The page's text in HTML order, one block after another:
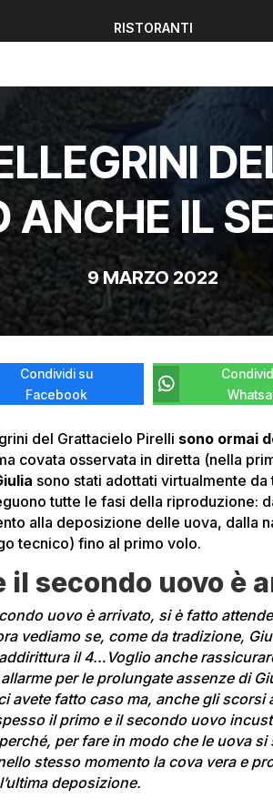
RISTORANTI
ANCHE IL
9 MARZO 2022
Condividi su
Facebook
del Grattacielo Pirelli sono ormai
covata osservata in diretta (nella
sono stati adottati virtualmente da
tutte le fasi della riproduzione:
alla deposizione delle uova, dalla
tecnico) fino al primo volo.
il secondo uovo è
uovo è arrivato, si è fatto
vediamo se, come da tradizione,
il 4…Voglio anche
per le prolungate assenze di
avete fatto caso ma, anche gli scorsi
il primo e il secondo uovo
per fare in modo che le uova
stesso momento la cova vera e
deposizione.